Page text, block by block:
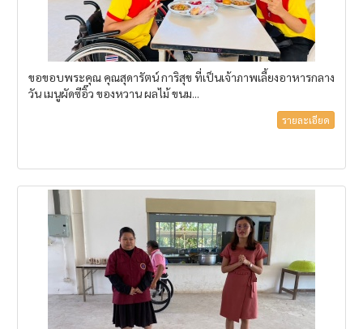
ขอขอบพระคุณ คุณสุดารัตน์ การิสุข ที่เป็นเจ้าภาพเลี้ยงอาหารกลาง
วัน เมนูผัดซีอิ๊ว ของหวาน ผลไม้ ขนม...
รายละเอียด